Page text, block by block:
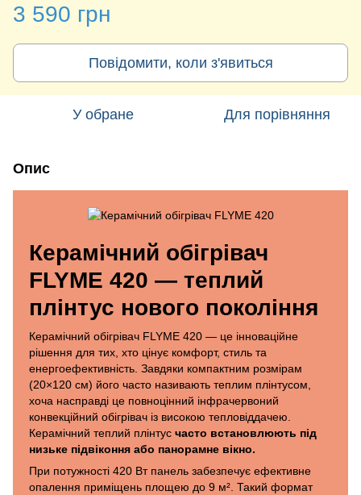
3 590 грн
Повідомити, коли з'явиться
У обране Для порівняння
Опис
Керамічний обігрівач
FLYME 420 — теплий
плінтус нового покоління
Керамічний обігрівач FLYME 420 — це інноваційне
рішення для тих, хто цінує комфорт, стиль та
енергоефективність. Завдяки компактним розмірам
(20×120 см) його часто називають теплим плінтусом,
хоча насправді це повноцінний інфрачервоний
конвекційний обігрівач із високою тепловіддачею.
Керамічний теплий плінтус часто встановлюють під
низьке підвіконня або панорамне вікно.
При потужності 420 Вт панель забезпечує ефективне
опалення приміщень площею до 9 м². Такий формат